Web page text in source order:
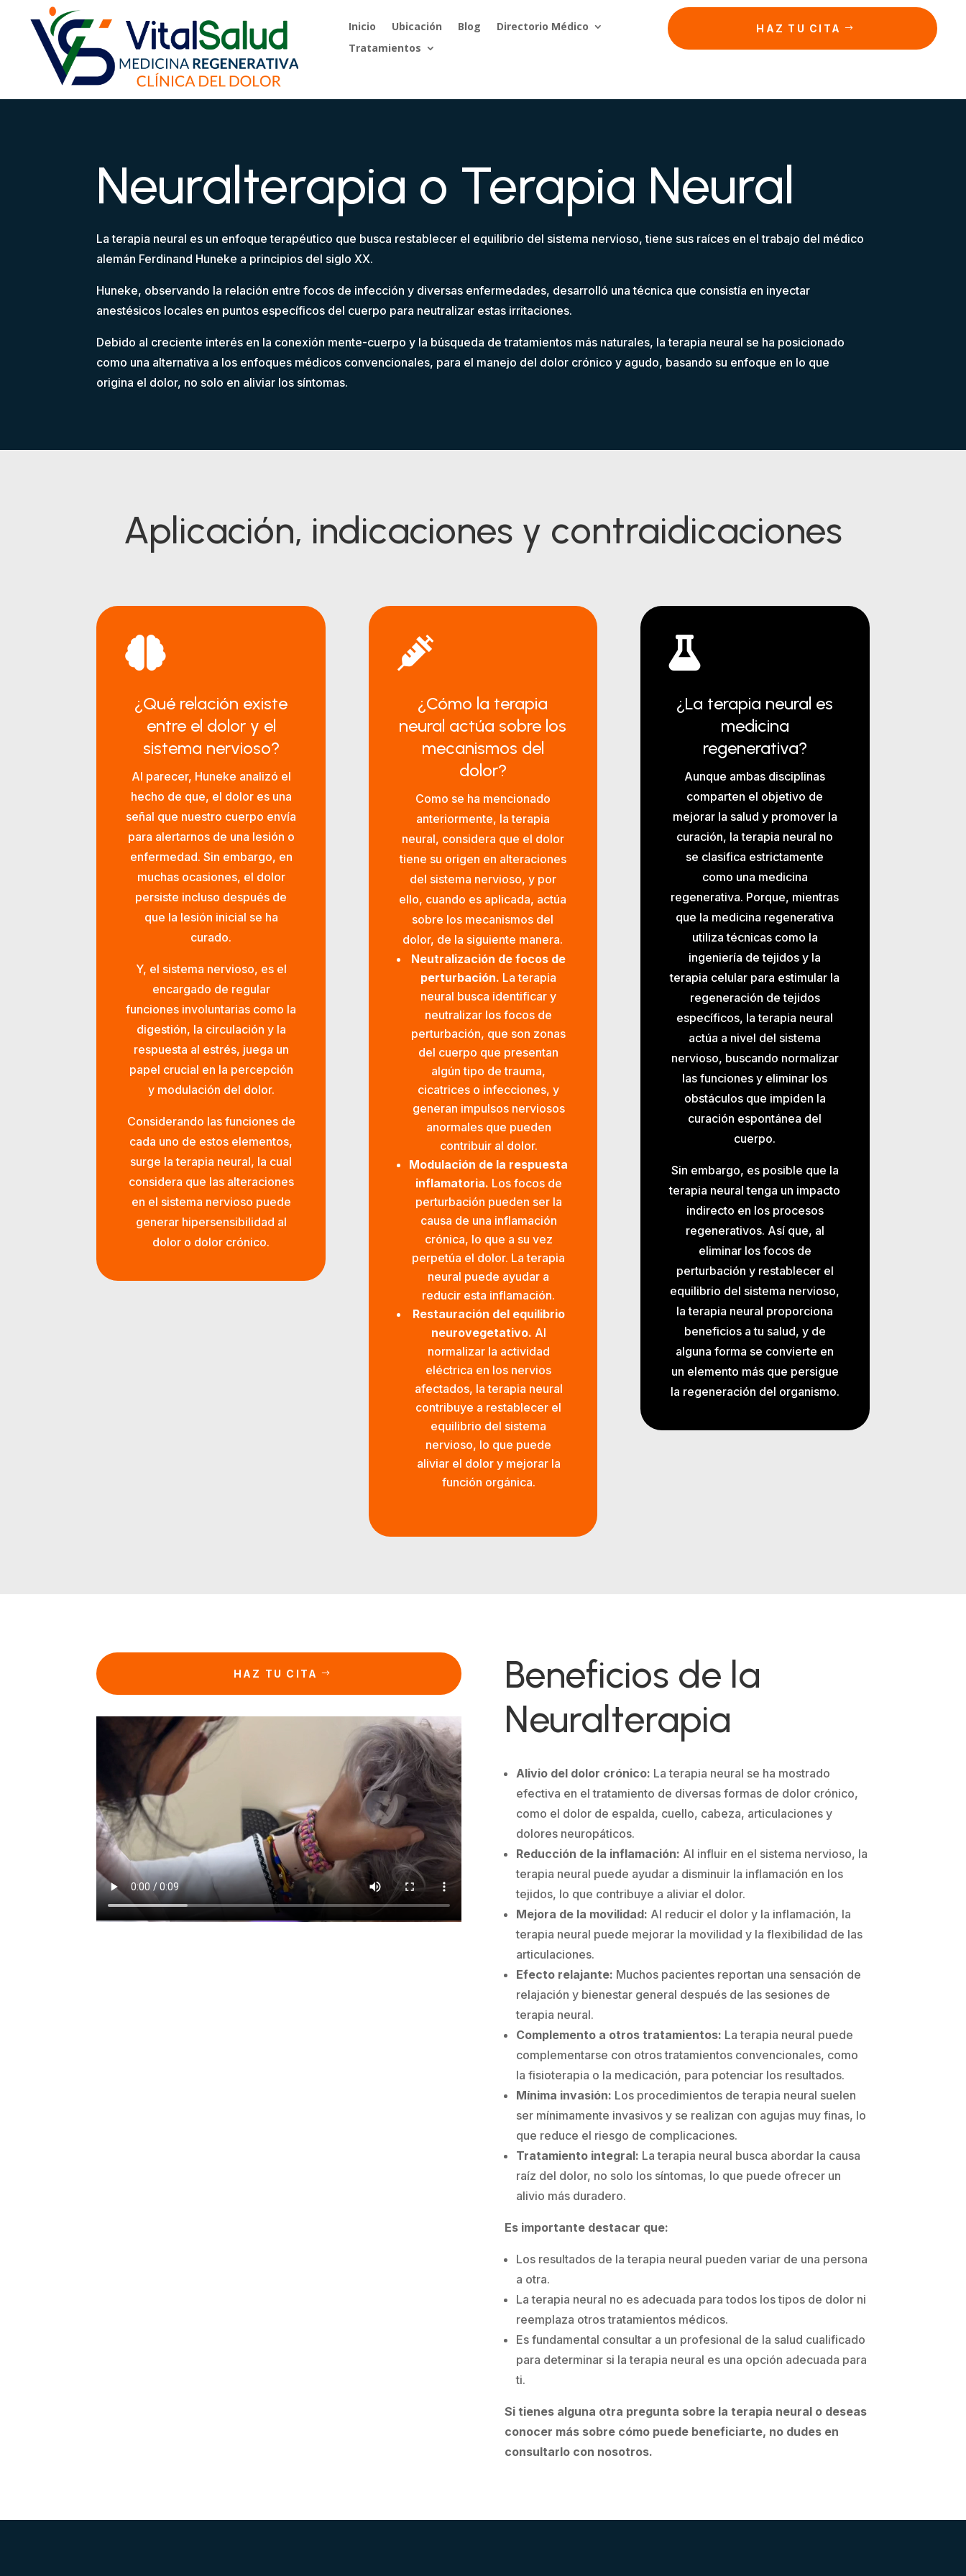
Inicio Ubicación Blog
Directorio Médico
Tratamientos
HAZ TU CITA
Neuralterapia o Terapia Neural
La terapia neural es un enfoque terapéutico que busca restablecer el equilibrio del sistema nervioso, tiene sus raíces en el trabajo del médico
alemán Ferdinand Huneke a principios del siglo XX.
Huneke, observando la relación entre focos de infección y diversas enfermedades, desarrolló una técnica que consistía en inyectar
anestésicos locales en puntos específicos del cuerpo para neutralizar estas irritaciones.
Debido al creciente interés en la conexión mente-cuerpo y la búsqueda de tratamientos más naturales, la terapia neural se ha posicionado
como una alternativa a los enfoques médicos convencionales, para el manejo del dolor crónico y agudo, basando su enfoque en lo que
origina el dolor, no solo en aliviar los síntomas.
Aplicación, indicaciones y contraidicaciones

¿Qué relación existe
entre el dolor y el
sistema nervioso?
Al parecer, Huneke analizó el
hecho de que, el dolor es una
señal que nuestro cuerpo envía
para alertarnos de una lesión o
enfermedad. Sin embargo, en
muchas ocasiones, el dolor
persiste incluso después de
que la lesión inicial se ha
curado.
Y, el sistema nervioso, es el
encargado de regular
funciones involuntarias como la
digestión, la circulación y la
respuesta al estrés, juega un
papel crucial en la percepción
y modulación del dolor.
Considerando las funciones de
cada uno de estos elementos,
surge la terapia neural, la cual
considera que las alteraciones
en el sistema nervioso puede
generar hipersensibilidad al
dolor o dolor crónico.

¿Cómo la terapia
neural actúa sobre los
mecanismos del
dolor?
Como se ha mencionado
anteriormente, la terapia
neural, considera que el dolor
tiene su origen en alteraciones
del sistema nervioso, y por
ello, cuando es aplicada, actúa
sobre los mecanismos del
dolor, de la siguiente manera.
Neutralización de focos de
perturbación. La terapia
neural busca identificar y
neutralizar los focos de
perturbación, que son zonas
del cuerpo que presentan
algún tipo de trauma,
cicatrices o infecciones, y
generan impulsos nerviosos
anormales que pueden
contribuir al dolor.
Modulación de la respuesta
inflamatoria. Los focos de
perturbación pueden ser la
causa de una inflamación
crónica, lo que a su vez
perpetúa el dolor. La terapia
neural puede ayudar a
reducir esta inflamación.
Restauración del equilibrio
neurovegetativo. Al
normalizar la actividad
eléctrica en los nervios
afectados, la terapia neural
contribuye a restablecer el
equilibrio del sistema
nervioso, lo que puede
aliviar el dolor y mejorar la
función orgánica.

¿La terapia neural es
medicina
regenerativa?
Aunque ambas disciplinas
comparten el objetivo de
mejorar la salud y promover la
curación, la terapia neural no
se clasifica estrictamente
como una medicina
regenerativa. Porque, mientras
que la medicina regenerativa
utiliza técnicas como la
ingeniería de tejidos y la
terapia celular para estimular la
regeneración de tejidos
específicos, la terapia neural
actúa a nivel del sistema
nervioso, buscando normalizar
las funciones y eliminar los
obstáculos que impiden la
curación espontánea del
cuerpo.
Sin embargo, es posible que la
terapia neural tenga un impacto
indirecto en los procesos
regenerativos. Así que, al
eliminar los focos de
perturbación y restablecer el
equilibrio del sistema nervioso,
la terapia neural proporciona
beneficios a tu salud, y de
alguna forma se convierte en
un elemento más que persigue
la regeneración del organismo.
HAZ TU CITA
Beneficios de la
Neuralterapia
Alivio del dolor crónico: La terapia neural se ha mostrado
efectiva en el tratamiento de diversas formas de dolor crónico,
como el dolor de espalda, cuello, cabeza, articulaciones y
dolores neuropáticos.
Reducción de la inflamación: Al influir en el sistema nervioso, la
terapia neural puede ayudar a disminuir la inflamación en los
tejidos, lo que contribuye a aliviar el dolor.
Mejora de la movilidad: Al reducir el dolor y la inflamación, la
terapia neural puede mejorar la movilidad y la flexibilidad de las
articulaciones.
Efecto relajante: Muchos pacientes reportan una sensación de
relajación y bienestar general después de las sesiones de
terapia neural.
Complemento a otros tratamientos: La terapia neural puede
complementarse con otros tratamientos convencionales, como
la fisioterapia o la medicación, para potenciar los resultados.
Mínima invasión: Los procedimientos de terapia neural suelen
ser mínimamente invasivos y se realizan con agujas muy finas, lo
que reduce el riesgo de complicaciones.
Tratamiento integral: La terapia neural busca abordar la causa
raíz del dolor, no solo los síntomas, lo que puede ofrecer un
alivio más duradero.
Es importante destacar que:
Los resultados de la terapia neural pueden variar de una persona
a otra.
La terapia neural no es adecuada para todos los tipos de dolor ni
reemplaza otros tratamientos médicos.
Es fundamental consultar a un profesional de la salud cualificado
para determinar si la terapia neural es una opción adecuada para
ti.
Si tienes alguna otra pregunta sobre la terapia neural o deseas
conocer más sobre cómo puede beneficiarte, no dudes en
consultarlo con nosotros.